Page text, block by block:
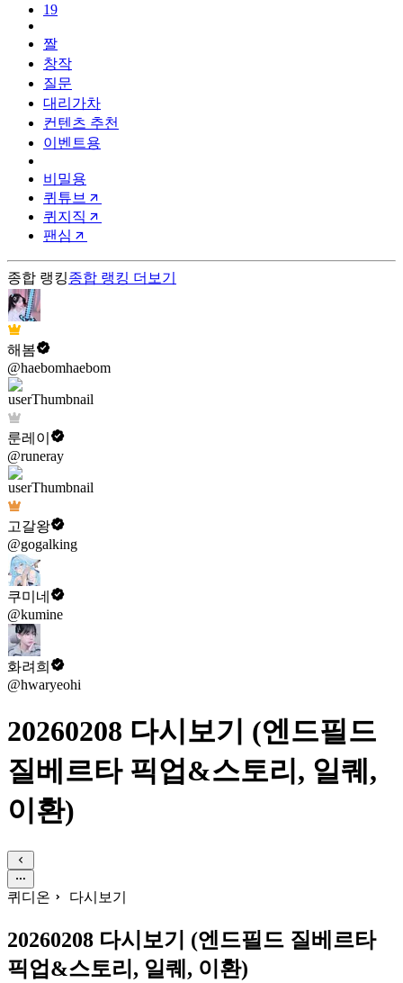
19
짤
창작
질문
대리가차
컨텐츠 추천
이벤트용
비밀용
퀴튜브
퀴지직
팬심
종합 랭킹종합 랭킹 더보기
해봄
@haebomhaebom
룬레이
@runeray
고갈왕
@gogalking
쿠미네
@kumine
화려희
@hwaryeohi
20260208 다시보기 (엔드필드
질베르타 픽업&스토리, 일퀘,
이환)
퀴디온 다시보기
20260208 다시보기 (엔드필드 질베르타
픽업&스토리, 일퀘, 이환)